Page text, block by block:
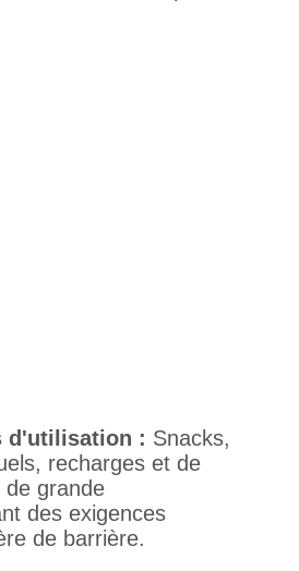
d'utilisation : Snacks,
recharges et de
de grande
des exigences
de barrière.